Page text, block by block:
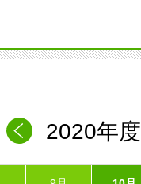
2020年度